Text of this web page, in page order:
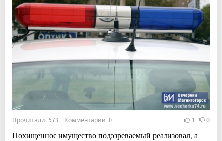
Прочитали: 578 Комментарии: 0 1 0
Похищенное имущество подозреваемый реализовал, а